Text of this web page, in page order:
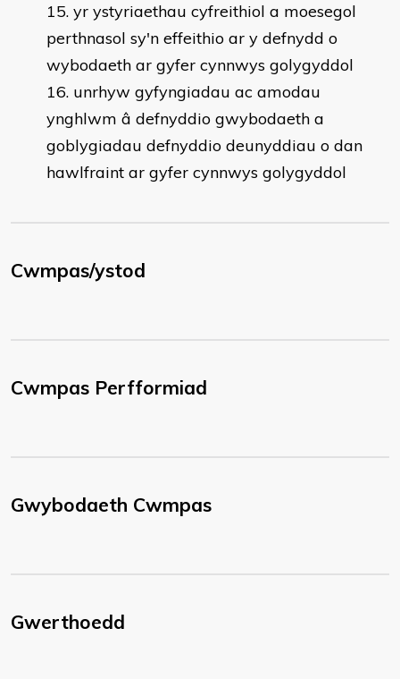
yr ystyriaethau cyfreithiol a moesegol
perthnasol sy'n effeithio ar y defnydd o
wybodaeth ar gyfer cynnwys golygyddol
unrhyw gyfyngiadau ac amodau
ynghlwm â defnyddio gwybodaeth a
goblygiadau defnyddio deunyddiau o dan
hawlfraint ar gyfer cynnwys golygyddol
Cwmpas/ystod
Cwmpas Perfformiad
Gwybodaeth Cwmpas
Gwerthoedd